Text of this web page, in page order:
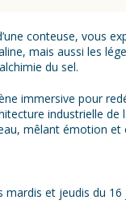
conteuse, vous
mais aussi les
du sel.
immersive pour
industrielle de
mêlant émotion et
mardis et jeudis du 16